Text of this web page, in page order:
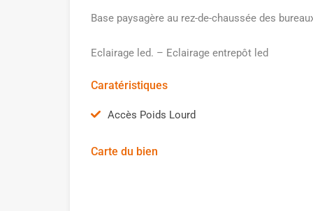
Base paysagère au rez-de-chaussée des
Eclairage led. – Eclairage entrepôt led
Caratéristiques
Accès Poids Lourd
Carte du bien